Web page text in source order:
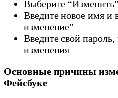
Выберите
Введите новое имя и
изменение”
Введите свой
изменения
Основные причины
Фейсбуке